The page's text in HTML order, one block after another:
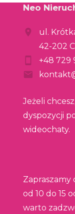
Neo
ul.
42-202
+48 729
Jeżeli
dyspozycji
wideochaty.
Zapraszamy
od 10 do 15
warto